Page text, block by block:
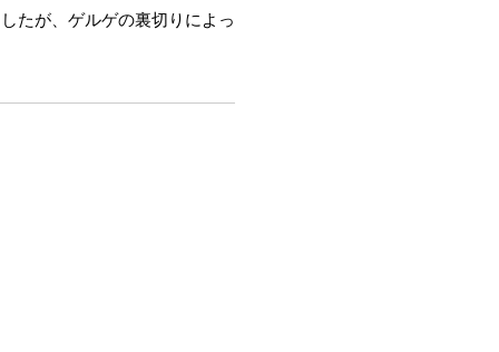
たが、ゲルゲの裏切りによっ